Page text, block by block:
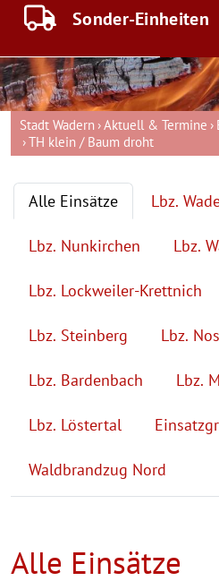
Sonder-Einheiten
Stadt Wadern Aktuell & Termine
TH klein / Baum droht
Alle Einsätze Lbz.
Lbz. Nunkirchen Lbz.
Lbz. Lockweiler-Krettnich
Lbz. Steinberg Lbz.
Lbz. Bardenbach Lbz.
Lbz. Löstertal
Waldbrandzug Nord
Alle Einsätze